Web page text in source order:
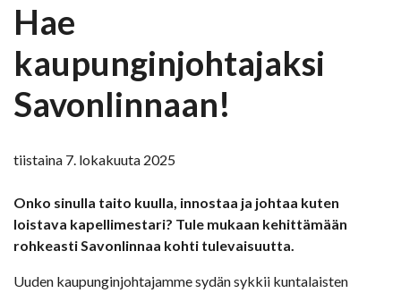
Hae
kaupunginjohtajaksi
Savonlinnaan!
tiistaina 7. lokakuuta 2025
Onko sinulla taito kuulla, innostaa ja johtaa kuten
loistava kapellimestari? Tule mukaan kehittämään
rohkeasti Savonlinnaa kohti tulevaisuutta.
Uuden kaupunginjohtajamme sydän sykkii kuntalaisten